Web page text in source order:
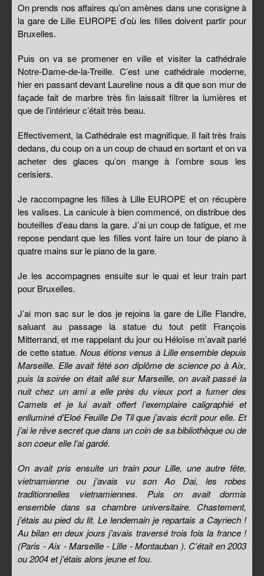
On prends nos affaires qu’on amènes dans une consigne à
la gare de Lille EUROPE d’où les filles doivent partir pour
Bruxelles.
Puis on va se promener en ville et visiter la cathédrale
Notre-Dame-de-la-Treille. C’est une cathédrale moderne,
hier en passant devant Laureline nous a dit que son mur de
façade fait de marbre très fin laissait filtrer la lumières et
que de l’intérieur c’était très beau.
Effectivement, la Cathédrale est magnifique. Il fait très frais
dedans, du coup on a un coup de chaud en sortant et on va
acheter des glaces qu’on mange à l’ombre sous les
cerisiers.
Je raccompagne les filles à Lille EUROPE et on récupère
les valises. La canicule à bien commencé, on distribue des
bouteilles d’eau dans la gare. J’ai un coup de fatigue, et me
repose pendant que les filles vont faire un tour de piano à
quatre mains sur le piano de la gare.
Je les accompagnes ensuite sur le quai et leur train part
pour Bruxelles.
J’ai mon sac sur le dos je rejoins la gare de Lille Flandre,
saluant au passage la statue du tout petit François
Mitterrand, et me rappelant du jour ou Héloïse m’avait parlé
de cette statue. Nous étions venus à Lille ensemble depuis
Marseille. Elle avait fêté son diplôme de science po à Aix,
puis la soirée on était allé sur Marseille, on avait passé la
nuit chez un ami a elle près du vieux port a fumer des
Camels et je lui avait offert l’exemplaire caligraphié et
enlluminé d’Eloé Feuille De Til que j’avais écrit pour elle. Et
j’ai le rêve secret que dans un coin de sa bibliothèque ou de
son coeur elle l’ai gardé.
On avait pris ensuite un train pour Lille, une autre fête,
vietnamienne ou j’avais vu son Ao Dai, les robes
traditionnelles vietnamiennes. Puis on avait dormis
ensemble dans sa chambre universitaire. Chastement,
j’étais au pied du lit. Le lendemain je repartais a Cayriech !
Au bilan en deux jours j’avais traversé trois fois la france !
(Paris - Aix - Marseille - Lille - Montauban ). C’était en 2003
ou 2004 et j’étais alors jeune et fou.